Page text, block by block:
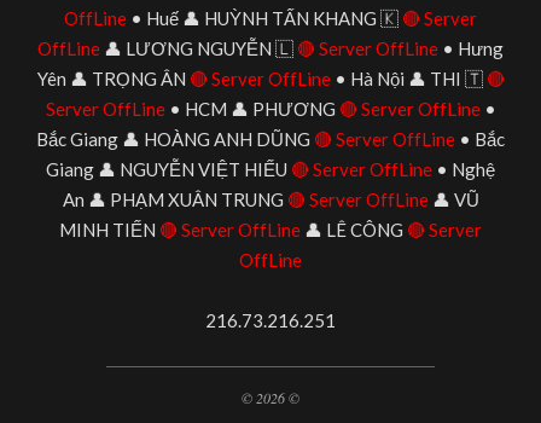
OffLine • Huế 👤 HUỲNH TẤN KHANG 🇰 🔴 Server
OffLine 👤 LƯƠNG NGUYỄN 🇱 🔴 Server OffLine • Hưng
Yên 👤 TRỌNG ÂN 🔴 Server OffLine• Hà Nội 👤 THI 🇹 🔴
Server OffLine• HCM 👤 PHƯƠNG 🔴 Server OffLine•
Bắc Giang 👤 HOÀNG ANH DŨNG 🔴 Server OffLine • Bắc
Giang 👤 NGUYỄN VIỆT HIẾU 🔴 Server OffLine • Nghệ
An 👤 PHẠM XUÂN TRUNG 🔴 Server OffLine👤 VŨ
MINH TIẾN 🔴 Server OffLine 👤 LÊ CÔNG 🔴 Server
OffLine
216.73.216.251
© 2026 ©